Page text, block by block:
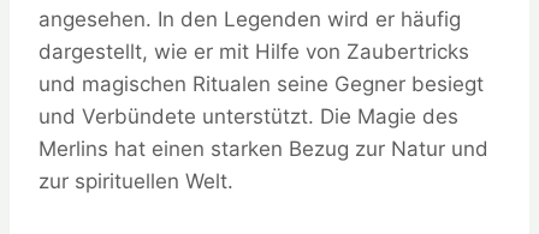
angesehen. In den Legenden wird er häufig
dargestellt, wie er mit Hilfe von Zaubertricks
und magischen Ritualen seine Gegner besiegt
und Verbündete unterstützt. Die Magie des
Merlins hat einen starken Bezug zur Natur und
zur spirituellen Welt.